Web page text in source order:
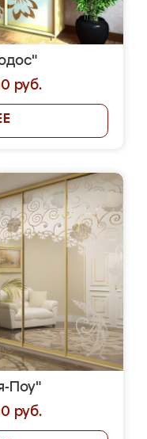
руб.
Поу"
руб.